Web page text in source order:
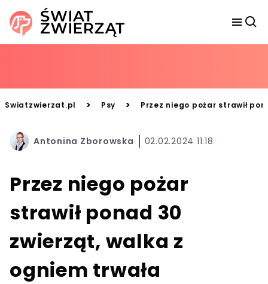
Swiatzwierzat.pl > Psy > Przez niego pożar strawił
Antonina Zborowska 02.02.2024 11:18
Przez niego pożar
strawił ponad 30
zwierząt, walka z
ogniem trwała